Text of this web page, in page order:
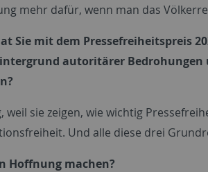
mehr dafür, wenn man das
Sie mit dem Pressefreiheitspreis
autoritärer
weil sie zeigen, wie wichtig
Und alle diese drei
Hoffnung machen?